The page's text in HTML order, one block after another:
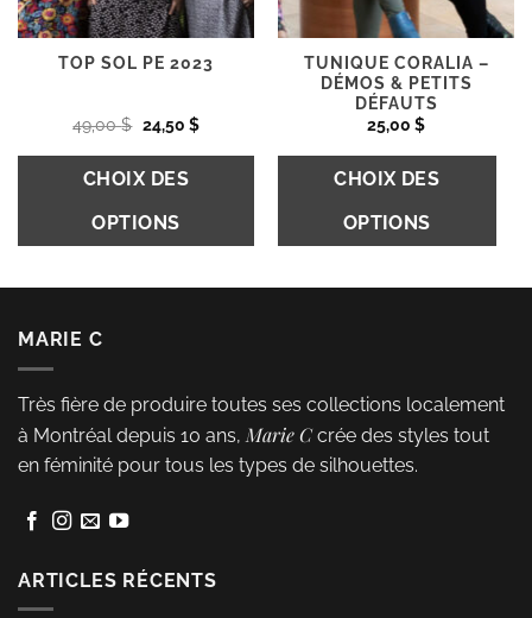
page
page
produit
TOP SOL PE 2023
49,00$ Le
prix
initial
était :
49,00 $.
24,50 $Le
actuel
CHOIX DES
OPTIONS
a
plusieurs
variations.
Les
options
être
sur
la
TUNIQUE CORALIA –
DÉMOS & PETITS
DÉFAUTS
25,00 $
CHOIX DES
OPTIONS
MARIE C
Très fière de produire toutes ses collections localement
à Montréal depuis 10 ans,Marie Ccrée des styles tout
en féminité pour tous les types de silhouettes.
ARTICLES RÉCENTS